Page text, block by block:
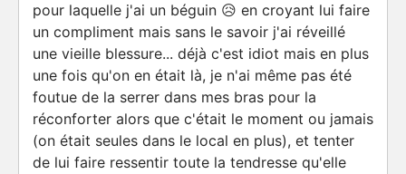
pour laquelle j'ai un béguin 😥 en croyant lui faire
un compliment mais sans le savoir j'ai réveillé
une vieille blessure... déjà c'est idiot mais en plus
une fois qu'on en était là, je n'ai même pas été
foutue de la serrer dans mes bras pour la
réconforter alors que c'était le moment ou jamais
(on était seules dans le local en plus), et tenter
de lui faire ressentir toute la tendresse qu'elle